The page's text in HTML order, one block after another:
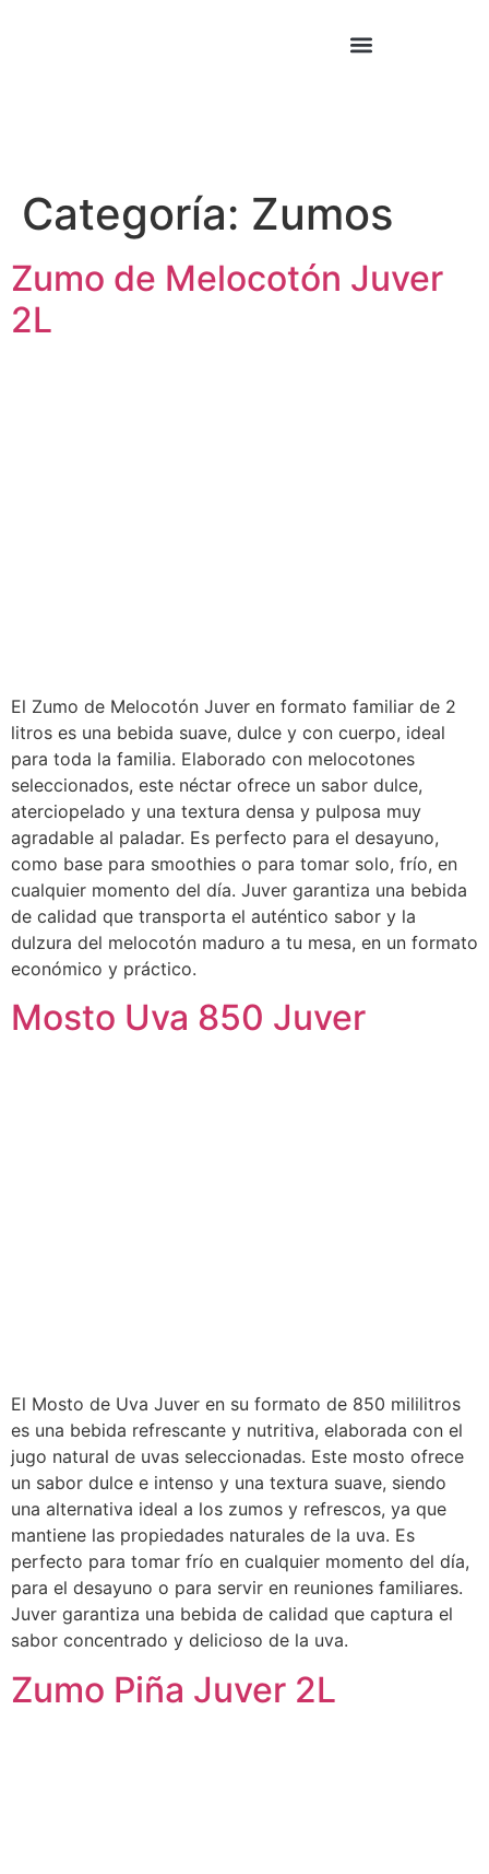
Categoría: Zumos
Zumo de Melocotón Juver
2L
El Zumo de Melocotón Juver en formato familiar de 2
litros es una bebida suave, dulce y con cuerpo, ideal
para toda la familia. Elaborado con melocotones
seleccionados, este néctar ofrece un sabor dulce,
aterciopelado y una textura densa y pulposa muy
agradable al paladar. Es perfecto para el desayuno,
como base para smoothies o para tomar solo, frío, en
cualquier momento del día. Juver garantiza una bebida
de calidad que transporta el auténtico sabor y la
dulzura del melocotón maduro a tu mesa, en un formato
económico y práctico.
Mosto Uva 850 Juver
El Mosto de Uva Juver en su formato de 850 mililitros
es una bebida refrescante y nutritiva, elaborada con el
jugo natural de uvas seleccionadas. Este mosto ofrece
un sabor dulce e intenso y una textura suave, siendo
una alternativa ideal a los zumos y refrescos, ya que
mantiene las propiedades naturales de la uva. Es
perfecto para tomar frío en cualquier momento del día,
para el desayuno o para servir en reuniones familiares.
Juver garantiza una bebida de calidad que captura el
sabor concentrado y delicioso de la uva.
Zumo Piña Juver 2L